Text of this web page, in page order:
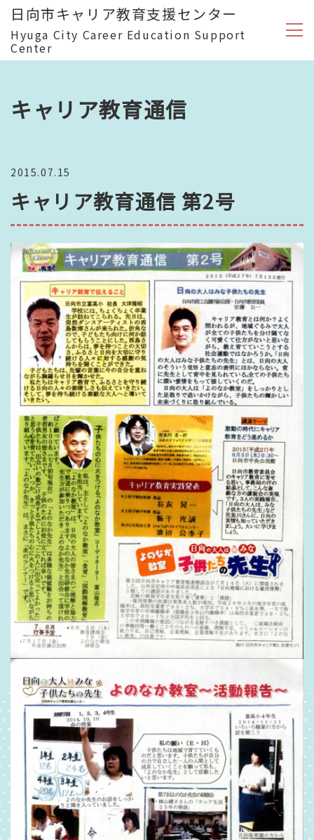
日向市キャリア教育支援センター
Hyuga City Career Education Support
Center
キャリア教育通信
2015.07.15
キャリア教育通信 第2号